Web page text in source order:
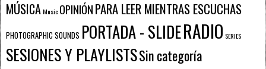
MÚSICAMusic OPINIÓNPARA LEER MIENTRAS ESCUCHAS
PHOTOGRAPHIC SOUNDS PORTADA - SLIDERADIO SERIES
SESIONES Y PLAYLISTSSin categoría